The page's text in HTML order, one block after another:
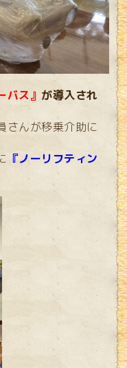
バス』 が導入され
さんが移乗介助に
『ノーリフティン